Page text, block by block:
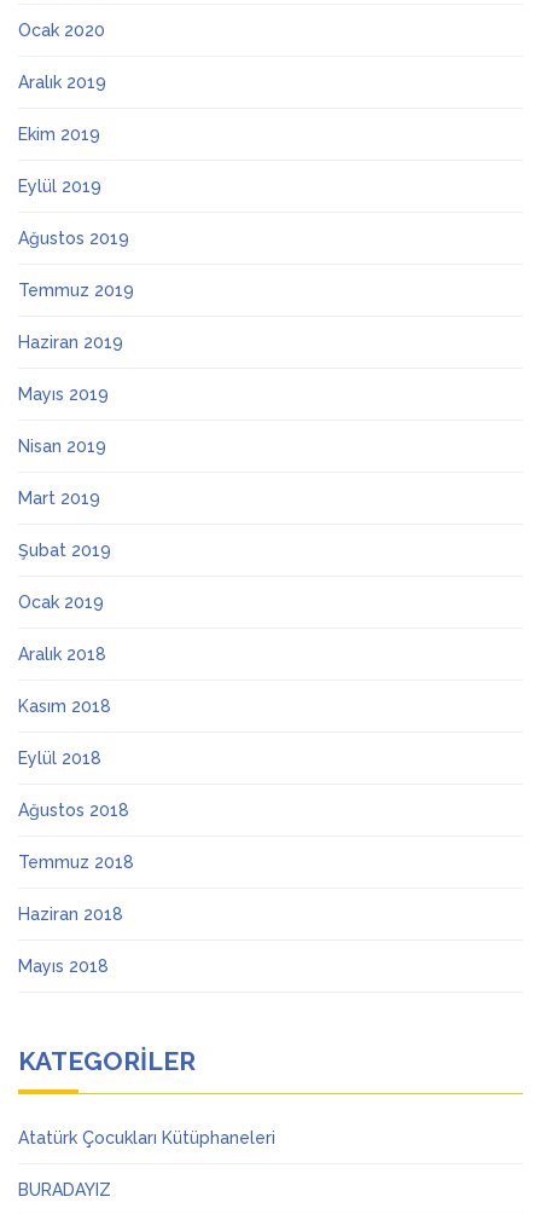
Ocak 2020
Aralık 2019
Ekim 2019
Eylül 2019
Ağustos 2019
Temmuz 2019
Haziran 2019
Mayıs 2019
Nisan 2019
Mart 2019
Şubat 2019
Ocak 2019
Aralık 2018
Kasım 2018
Eylül 2018
Ağustos 2018
Temmuz 2018
Haziran 2018
Mayıs 2018
KATEGORILER
Atatürk Çocukları Kütüphaneleri
BURADAYIZ